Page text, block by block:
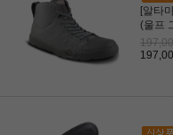
[알타
(울프